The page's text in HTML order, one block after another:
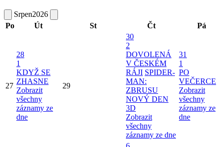
Srpen2026
Po
Út St Čt Pá
27
28
1
KDYŽ SE
ZHASNE
Zobrazit
všechny
záznamy ze
dne
29
30
2
DOVOLENÁ
V ČESKÉM
RÁJI SPIDER-
MAN:
ZBRUSU
NOVÝ DEN
3D
Zobrazit
všechny
záznamy ze dne
31
1
PO
VEČERCE
Zobrazit
všechny
záznamy ze
dne